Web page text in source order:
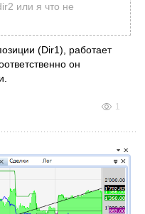
или я что не
(Dir1), работает
он
1